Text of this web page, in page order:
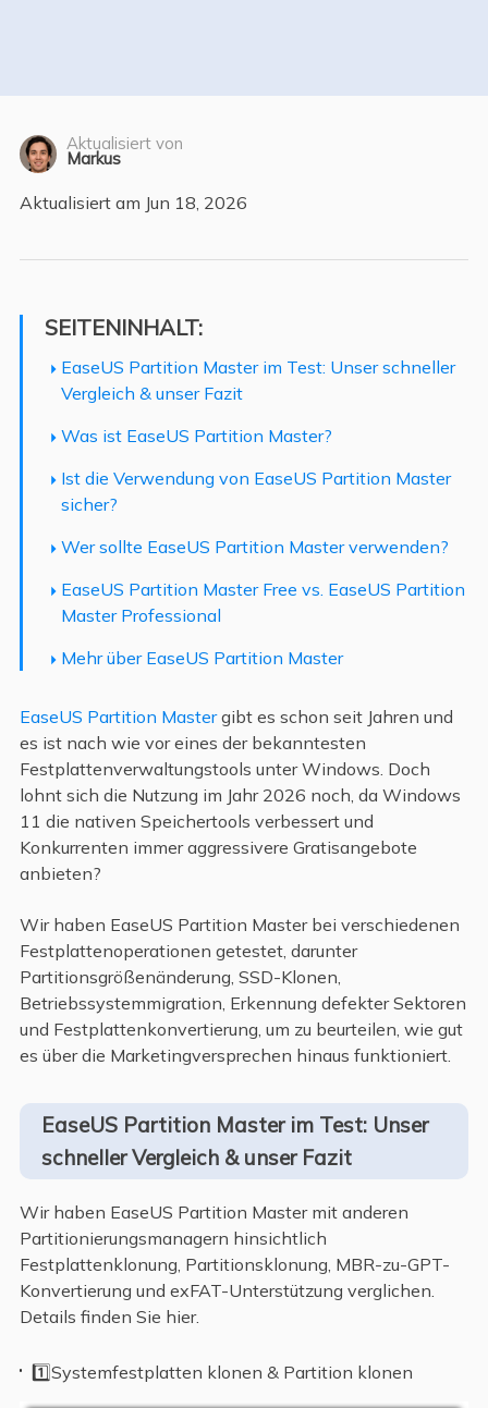
Aktualisiert von
Markus
Aktualisiert am Jun 18, 2026
SEITENINHALT:
EaseUS Partition Master im Test: Unser schneller
Vergleich & unser Fazit
Was ist EaseUS Partition Master?
Ist die Verwendung von EaseUS Partition Master
sicher?
Wer sollte EaseUS Partition Master verwenden?
EaseUS Partition Master Free vs. EaseUS Partition
Master Professional
Mehr über EaseUS Partition Master
EaseUS Partition Mastergibt es schon seit Jahren und
es ist nach wie vor eines der bekanntesten
Festplattenverwaltungstools unter Windows. Doch
lohnt sich die Nutzung im Jahr 2026 noch, da Windows
11 die nativen Speichertools verbessert und
Konkurrenten immer aggressivere Gratisangebote
anbieten?
Wir haben EaseUS Partition Master bei verschiedenen
Festplattenoperationen getestet, darunter
Partitionsgrößenänderung, SSD-Klonen,
Betriebssystemmigration, Erkennung defekter Sektoren
und Festplattenkonvertierung, um zu beurteilen, wie gut
es über die Marketingversprechen hinaus funktioniert.
EaseUS Partition Master im Test: Unser
schneller Vergleich & unser Fazit
Wir haben EaseUS Partition Master mit anderen
Partitionierungsmanagern hinsichtlich
Festplattenklonung, Partitionsklonung, MBR-zu-GPT-
Konvertierung und exFAT-Unterstützung verglichen.
Details finden Sie hier.
1️⃣Systemfestplatten klonen & Partition klonen